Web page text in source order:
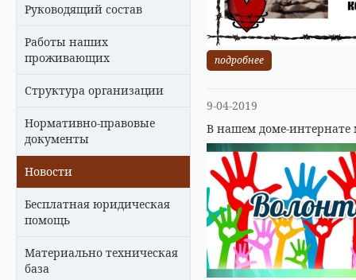
Руководящий состав
Работы наших
проживающих
Структура организации
Нормативно-правовые
документы
Новости
Бесплатная юридическая
помощь
Материально техническая
база
подробнее
9-04-2019
В нашем доме-интернате